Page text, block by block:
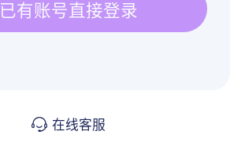
已有账号直接登录
在线客服